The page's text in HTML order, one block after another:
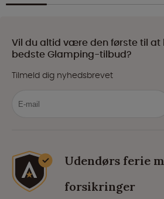
Vil du altid være den første til at
bedste Glamping-tilbud?
Tilmeld dig nyhedsbrevet
Udendørs ferie
forsikringer